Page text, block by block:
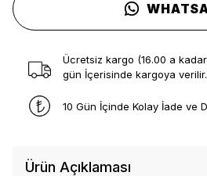
Ücretsiz kargo (16.00 a
gün İçerisinde kargoya
10 Gün İçinde Kolay İade ve
Ürün Açıklaması